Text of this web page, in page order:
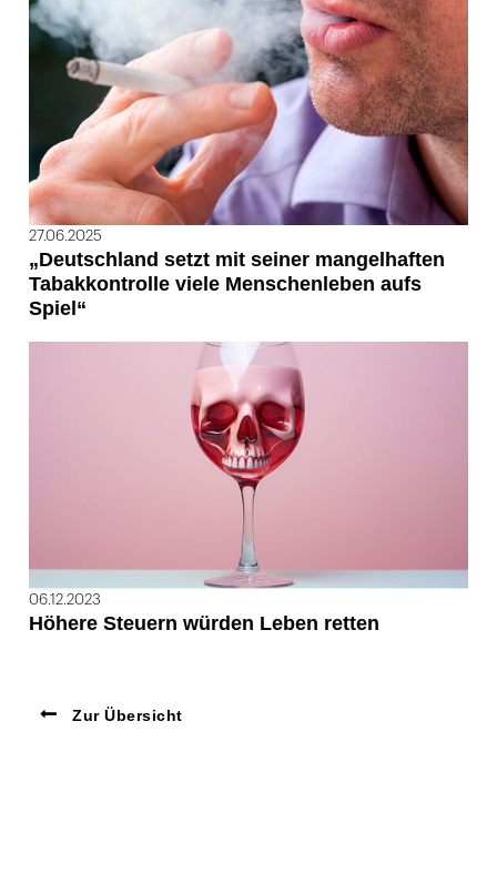
27.06.2025
„Deutschland setzt mit seiner mangelhaften
Tabakkontrolle viele Menschenleben aufs
Spiel“
06.12.2023
Höhere Steuern würden Leben retten
Zur Übersicht